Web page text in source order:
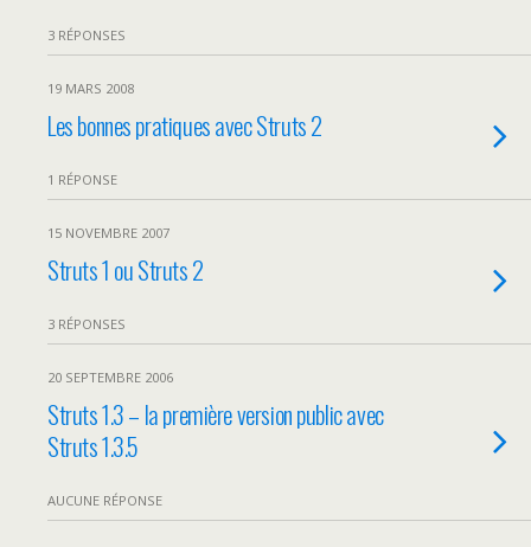
3 RÉPONSES
19 MARS 2008
Les bonnes pratiques avec Struts 2
1 RÉPONSE
15 NOVEMBRE 2007
Struts 1 ou Struts 2
3 RÉPONSES
20 SEPTEMBRE 2006
Struts 1.3 – la première version public avec
Struts 1.3.5
AUCUNE RÉPONSE